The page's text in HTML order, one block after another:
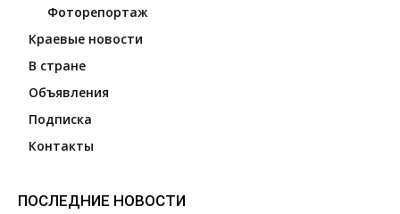
Фоторепортаж
Краевые новости
В стране
Объявления
Подписка
Контакты
ПОСЛЕДНИЕ НОВОСТИ